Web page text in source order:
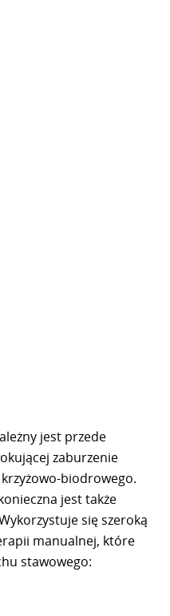
jest przede
zaburzenie
biodrowego.
jest także
się szeroką
manualnej, które
stawowego: